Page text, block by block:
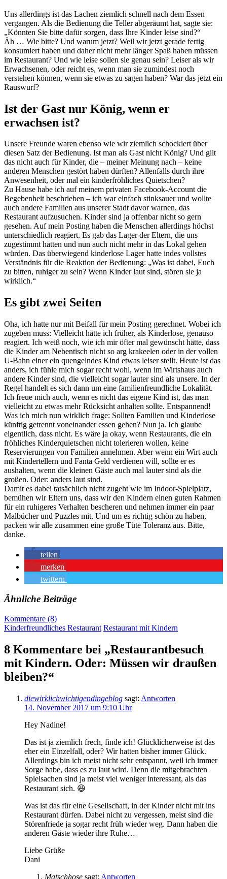
Uns allerdings ist das Lachen ziemlich schnell nach dem Essen
vergangen. Als die Bedienung die Teller abgeräumt hat, sagte sie:
„Könnten Sie bitte dafür sorgen, dass Ihre Kinder leise sind?“
Äh … Wie bitte? Und warum jetzt? Weil wir jetzt gerade fertig
konsumiert haben und daher nicht mehr länger Spaß haben müssen
im Restaurant? Und wie leise sollen sie genau sein? Leiser als wir
Erwachsenen, oder reicht es, wenn man sie zumindest noch
verstehen können, wenn sie etwas zu sagen haben? War das jetzt ein
Rauswurf?
Ist der Gast nur König, wenn er
erwachsen ist?
Unsere Freunde waren ebenso wie wir ziemlich schockiert über
diesen Satz der Bedienung. Ist man als Gast nicht König? Und gilt
das nicht auch für Kinder, die – meiner Meinung nach – keine
anderen Menschen gestört haben dürften? Allenfalls durch ihre
Anwesenheit, oder mal ein kinderfröhliches Quietschen?
Zu Hause habe ich auf meinem privaten Facebook-Account die
Begebenheit beschrieben – ich war einfach stinksauer und wollte
auch andere Familien aus unserer Stadt davor warnen, das
Restaurant aufzusuchen. Kinder sind ja offenbar nicht so gern
gesehen. Auf mein Posting haben die Menschen allerdings höchst
unterschiedlich reagiert. Es gab das Lager der Eltern, die uns
zugestimmt hatten und nun auch nicht mehr in das Lokal gehen
würden. Das überwiegend kinderlose Lager hatte indes vollstes
Verständnis für die Reaktion der Bedienung: „Was ist dabei, Euch
zu bitten, ruhiger zu sein? Wenn Kinder laut sind, stören sie ja
wirklich.“
Es gibt zwei Seiten
Oha, ich hatte nur mit Beifall für mein Posting gerechnet. Wobei ich
zugeben muss: Vielleicht hätte ich früher, als Kinderlose, genauso
reagiert. Ich weiß noch, wie ich mir öfter mal gewünscht hätte, dass
die Kinder am Nebentisch nicht so arg krakeelen oder in der vollen
U-Bahn einer ein quengelndes Kind etwas leiser stellt. Heute ist das
anders, ich fühle mich sogar recht wohl, wenn im Wirtshaus auch
andere Kinder sind, die vielleicht sogar lauter sind als unsere. In der
Regel handelt es sich dann um eine familienfreundliche Lokalität.
Ich freue mich auch, wenn es nicht das eigene Kind ist, das man
vielleicht zu etwas mehr Rücksicht anhalten sollte. Entspannend!
Was ich mich nun wirklich frage: Sollten Familien und Kinderlose
künftig getrennt voneinander essen gehen? Nun ja. Ich glaube
eigentlich, dass nicht. Es wäre ja okay, wenn Restaurants, die ein
fröhliches Kinderquietschen nicht tolerieren wollen, keine
Reservierungen von Familien annehmen. Aber wenn ein Wirt auch
mit Kindertellern und Fanta Geld verdienen will, sollte er es
aushalten, wenn die kleinen Gäste auch mal lauter sind als die
großen. Oder: anders laut sind.
Damit es dabei tatsächlich nicht zugeht wie im Indoor-Spielplatz,
bemühen wir Eltern uns, dass wir den Kindern einen guten Rahmen
für ein ruhigeres Verhalten bescheren und nehmen immer ein paar
Malbücher und Puzzles mit. Und um es richtig schön zu haben,
packen wir alle zusammen eine große Tüte Toleranz aus. Bitte,
danke.
teilen
merken
twittern
Ähnliche Beiträge
Kommentare (8)
Kinderfreundliches Restaurant Restaurant mit Kindern
8 Kommentare bei „Restaurantbesuch
mit Kindern. Oder: Müssen wir draußen
bleiben?“
diewirklichwichtigendingeblog sagt: Antworten
14. November 2017 um 9:10 Uhr
Hey Nadine!
Das ist ja ziemlich frech, finde ich! Glücklicherweise ist das
eher ein Einzelfall, oder? Wir hatten bisher immer Glück.
Allerdings bin ich meist nicht sehr entspannt, weil ich immer
Sorge habe, dass es zu laut wird. Denn die mitgebrachten
Spielsachen sind ja meist viel weniger interessant, als das
Restaurant sich. 😆
Was ist das für eine Gesellschaft, in der Kinder nicht mit ins
Restaurant dürfen. Dabei nicht zu vergessen, meist sind die
Störenfriede ja sogar recht früh wieder weg. Dann haben die
anderen Gäste wieder ihre Ruhe…
Liebe Grüße
Dani
Matschhose sagt: Antworten